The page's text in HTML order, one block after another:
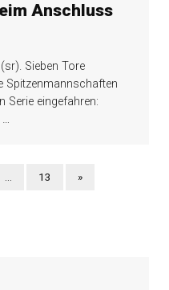
Anschluss
(sr). Sieben Tore
Spitzenmannschaften
Serie eingefahren:
…
13 »